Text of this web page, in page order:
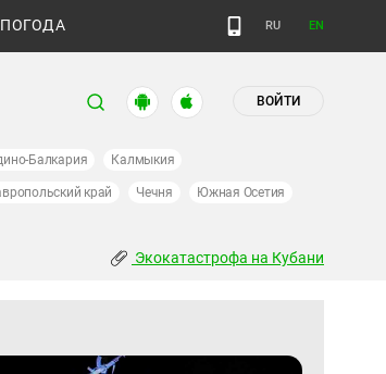
ПОГОДА RU EN
ВОЙТИ
Балкария Калмыкия
край Чечня Южная Осетия
Экокатастрофа на Кубани